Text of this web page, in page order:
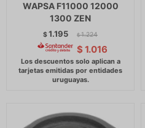
WAPSA F11000 12000
1300 ZEN
$1.195 $ 1.224
$ 1.016